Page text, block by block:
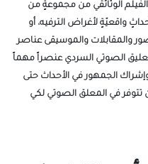
الوثائقي من مجموعةٍ من
واقعيّةٍ لأغراض الترفيه، أو
والمقابلات والموسيقى عناصر
الصوتي السردي عنصراً مهماً
الجمهور في الأحداث حتى
تتوفر في المعلق الصوتي لكي